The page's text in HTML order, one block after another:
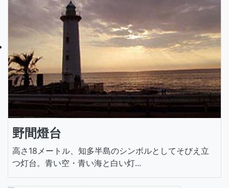
野間燈台
高さ18メートル、知多半島のシンボルとしてそびえ立
つ灯台。青い空・青い海と白い灯...